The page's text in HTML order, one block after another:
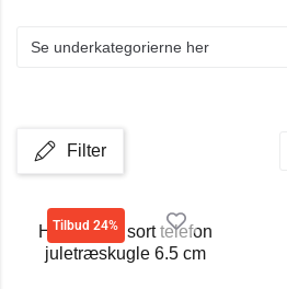
Se underkategorierne her
Filter
Tilbud 24%
Hallo hallo sort telefon
juletræskugle 6.5 cm